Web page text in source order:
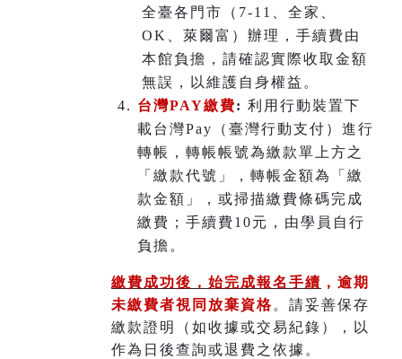
全臺各門市（7-11、全家、
OK、萊爾富）辦理 ， 手續費由
本館負擔，請確認實際收取金額
無誤，以維護自身權益。
台灣PAY繳費: 利用行動裝置下
載台灣Pay（臺灣行動支付）進行
轉帳，轉帳帳號為繳款單上方之
「繳款代號」，轉帳金額為「繳
款金額」，或掃描繳費條碼完成
繳費；手續費10元，由學員自行
負擔。
繳費成功後，始完成報名手續 ，逾期
未繳費者視同放棄資格。請妥善保存
繳款證明（如收據或交易紀錄），以
作為日後查詢或退費之依據。